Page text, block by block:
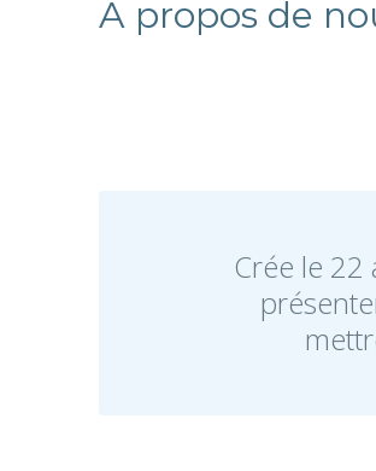
A propos de
Crée le 22